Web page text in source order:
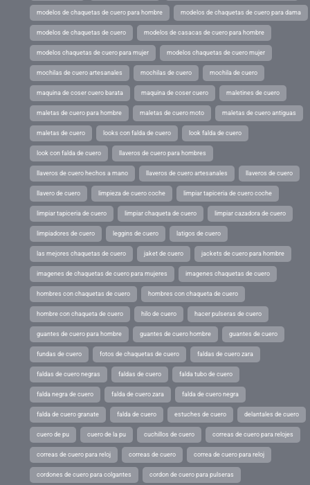
modelos de chaquetas de cuero para hombre modelos de chaquetas de cuero para dama
modelos de chaquetas de cuero modelos de casacas de cuero para hombre
modelos chaquetas de cuero para mujer modelos chaquetas de cuero mujer
mochilas de cuero artesanales mochilas de cuero mochila de cuero
maquina de coser cuero barata maquina de coser cuero maletines de cuero
maletas de cuero para hombre maletas de cuero moto maletas de cuero antiguas
maletas de cuero looks con falda de cuero look falda de cuero
look con falda de cuero llaveros de cuero para hombres
llaveros de cuero hechos a mano llaveros de cuero artesanales llaveros de cuero
llavero de cuero limpieza de cuero coche limpiar tapiceria de cuero coche
limpiar tapiceria de cuero limpiar chaqueta de cuero limpiar cazadora de cuero
limpiadores de cuero leggins de cuero latigos de cuero
las mejores chaquetas de cuero jaket de cuero jackets de cuero para hombre
imagenes de chaquetas de cuero para mujeres imagenes chaquetas de cuero
hombres con chaquetas de cuero hombres con chaqueta de cuero
hombre con chaqueta de cuero hilo de cuero hacer pulseras de cuero
guantes de cuero para hombre guantes de cuero hombre guantes de cuero
fundas de cuero fotos de chaquetas de cuero faldas de cuero zara
faldas de cuero negras faldas de cuero falda tubo de cuero
falda negra de cuero falda de cuero zara falda de cuero negra
falda de cuero granate falda de cuero estuches de cuero delantales de cuero
cuero de pu cuero de la pu cuchillos de cuero correas de cuero para relojes
correas de cuero para reloj correas de cuero correa de cuero para reloj
cordones de cuero para colgantes cordon de cuero para pulseras